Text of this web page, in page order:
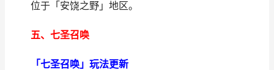
位于「安饶之野」地区。
五、七圣召唤
「七圣召唤」玩法更新